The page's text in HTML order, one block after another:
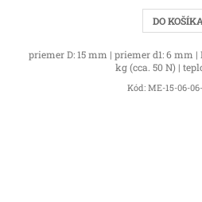
DO KOŠÍKA
priemer D: 15 mm | priemer d1: 6 mm |
kg (cca. 50 N) |
Kód: ME-15-06-